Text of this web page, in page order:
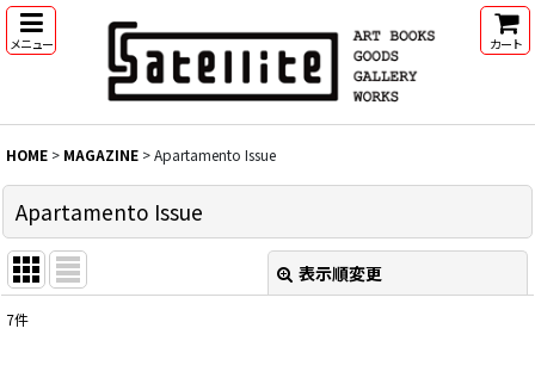
メニュー カート
HOME > MAGAZINE >Apartamento Issue
Apartamento Issue
表示順変更
7件